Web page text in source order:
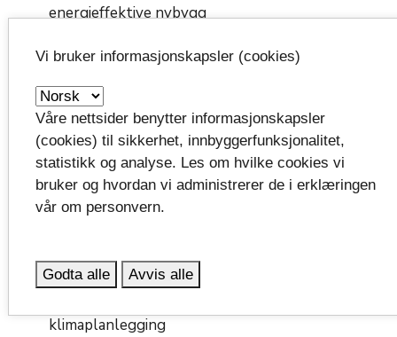
energieffektive nybygg
Forberede og tilpasse samfunnet til
klimaendringene
Innarbeide strategi for klimatilpasning i alle
kommunale og regionale planer. Øke
kommunenes kompetanse og samarbeid, øke
hensynet til klimatilpasning i landbruket
Øke befolkningens kunnskap om klima og miljø
klimaplanlegging
Vi bruker informasjonskapsler (cookies)
Våre nettsider benytter informasjonskapsler
(cookies) til sikkerhet, innbyggerfunksjonalitet,
statistikk og analyse. Les om hvilke cookies vi
bruker og hvordan vi administrerer de i erklæringen
vår om personvern.
Godta alle Avvis alle